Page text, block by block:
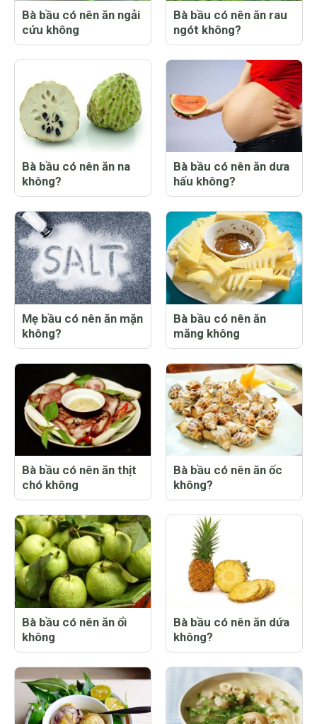
Bà bầu có nên ăn ngải
cứu không
Bà bầu có nên ăn rau
ngót không?
Bà bầu có nên ăn na
không?
Bà bầu có nên ăn dưa
hấu không?
Mẹ bầu có nên ăn mặn
không?
Bà bầu có nên ăn
măng không
Bà bầu có nên ăn thịt
chó không
Bà bầu có nên ăn ốc
không?
Bà bầu có nên ăn ổi
không
Bà bầu có nên ăn dứa
không?